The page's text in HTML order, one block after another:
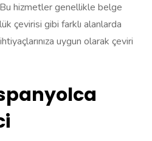
hizmetler genellikle belge
çevirisi gibi farklı alanlarda
uygun olarak çeviri